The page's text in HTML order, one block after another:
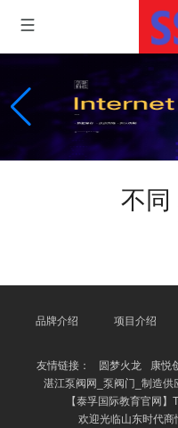
不同
品牌介绍 项目介绍
友情链接： 圆梦火龙
康悦
湛江泵阀网_泵阀门_制造供
【泰孚国际教育官网
欢迎光临山东时代商